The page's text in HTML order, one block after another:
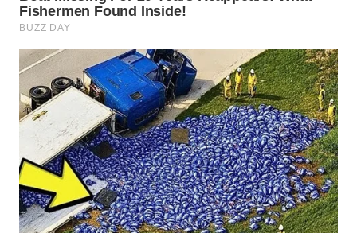
WN
INDRAMAYU
WN
KUNINGAN
WN
MAJALENGKA
WN
SUBANG